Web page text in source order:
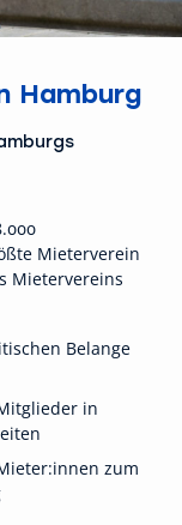
Hamburg
Mieterverein
Mietervereins
Belange
in
zum